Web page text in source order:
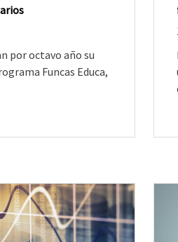
por octavo año su
Funcas Educa,